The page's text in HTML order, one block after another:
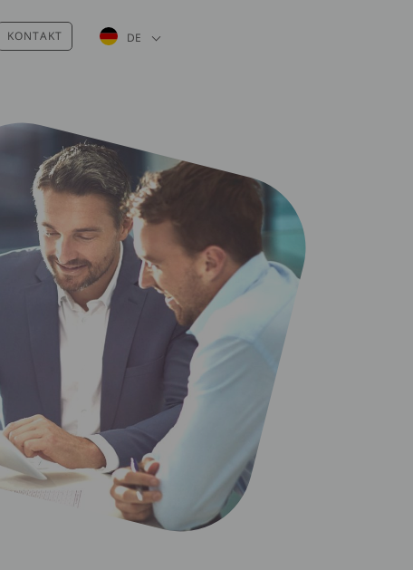
KONTAKT DE Weitere Aktionen auflisten